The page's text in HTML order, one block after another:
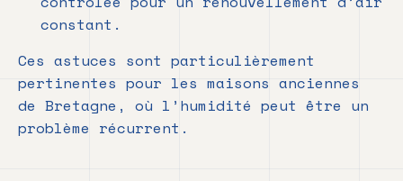
constant.
Ces astuces sont particulièrement
pertinentes pour les maisons anciennes
de Bretagne, où l’humidité peut être un
problème récurrent.